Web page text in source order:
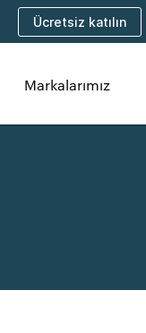
Ücretsiz katılın
Markalarımız